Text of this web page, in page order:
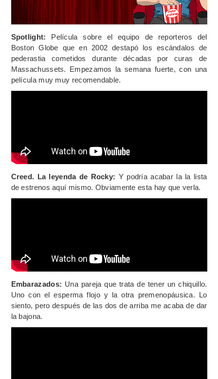
Spotlight: Película sobre el equipo de reporteros del
Boston Globe que en 2002 destapó los escándalos de
pederastia cometidos durante décadas por curas de
Massachussets. Empezamos la semana fuerte, con una
película muy muy recomendable.
Creed. La leyenda de Rocky: Y podría acabar la la lista
de estrenos aquí mismo. Obviamente esta hay que verla.
Embarazados: Una pareja que trata de tener un chiquillo.
Uno con el esperma flojo y la otra premenopáusica. Lo
siento, pero después de las dos de arriba me acaba de dar
la bajona.